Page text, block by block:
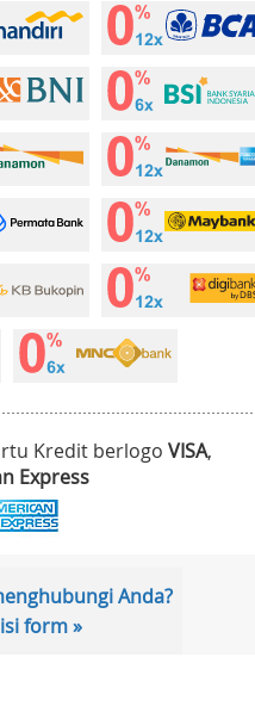
Kredit berlogo VISA,
Express
Anda?
form »